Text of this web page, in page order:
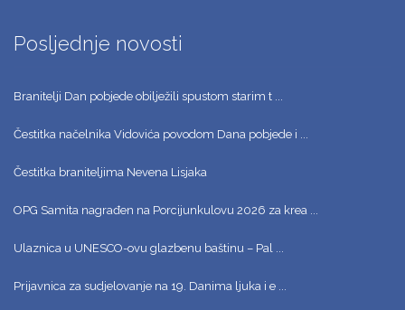
Posljednje novosti
Branitelji Dan pobjede obilježili spustom starim t ...
Čestitka načelnika Vidovića povodom Dana pobjede i ...
Čestitka braniteljima Nevena Lisjaka
OPG Samita nagrađen na Porcijunkulovu 2026 za krea ...
Ulaznica u UNESCO-ovu glazbenu baštinu – Pal ...
Prijavnica za sudjelovanje na 19. Danima ljuka i e ...